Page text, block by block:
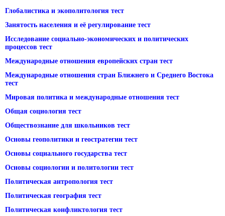
Глобалистика и экополитология тест
Занятость населения и её регулирование тест
Исследование социально-экономических и политических
процессов тест
Международные отношения европейских стран тест
Международные отношения стран Ближнего и Среднего Востока
тест
Мировая политика и международные отношения тест
Общая социология тест
Обществознание для школьников тест
Основы геополитики и геостратегии тест
Основы социального государства тест
Основы социологии и политологии тест
Политическая антропология тест
Политическая география тест
Политическая конфликтология тест